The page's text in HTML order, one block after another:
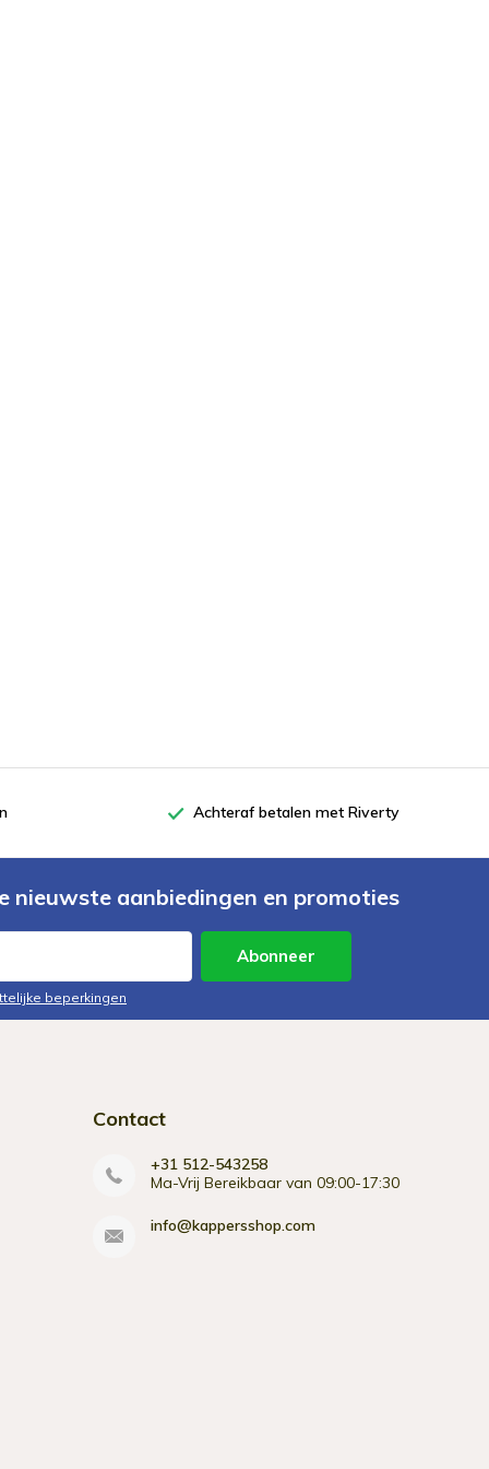
Achteraf betalen met Riverty
nieuwste aanbiedingen en promoties
Abonneer
beperkingen
Contact
+31 512-543258
Ma-Vrij Bereikbaar van 09:00-17:30
info@kappersshop.com